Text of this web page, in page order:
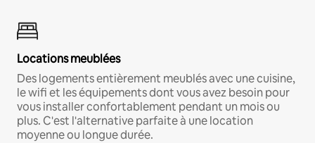
Locations meublées
Des logements entièrement meublés avec une cuisine,
le wifi et les équipements dont vous avez besoin pour
vous installer confortablement pendant un mois ou
plus. C'est l'alternative parfaite à une location
moyenne ou longue durée.